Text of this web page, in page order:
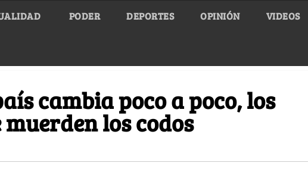
PODER DEPORTES OPINIÓN VIDEOS
cambia poco a poco, los
muerden los codos